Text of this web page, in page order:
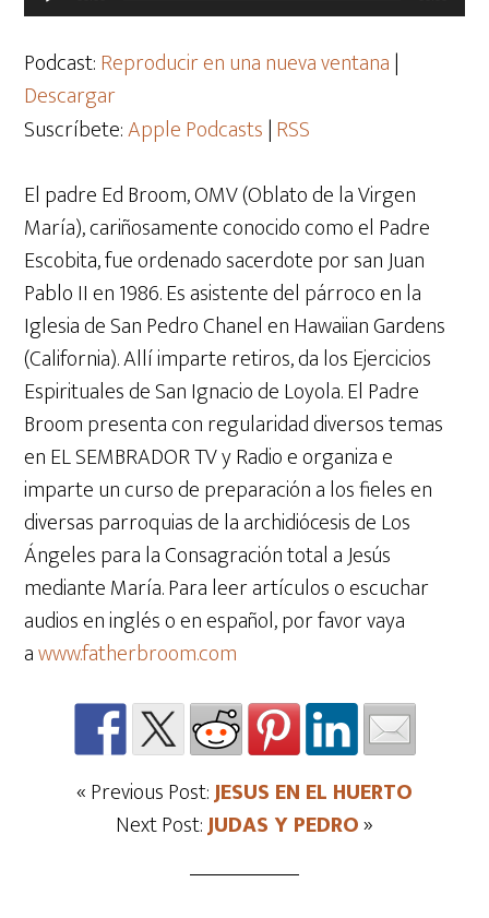
de
audio
Podcast:Reproducir en una nueva ventana|
Descargar
Suscríbete:Apple Podcasts|RSS
El padre Ed Broom, OMV (Oblato de la Virgen
María), cariñosamente conocido como el Padre
Escobita, fue ordenado sacerdote por san Juan
Pablo II en 1986. Es asistente del párroco en la
Iglesia de San Pedro Chanel en Hawaiian Gardens
(California). Allí imparte retiros, da los Ejercicios
Espirituales de San Ignacio de Loyola. El Padre
Broom presenta con regularidad diversos temas
en EL SEMBRADOR TV y Radio e organiza e
imparte un curso de preparación a los fieles en
diversas parroquias de la archidiócesis de Los
Ángeles para la Consagración total a Jesús
mediante María. Para leer artículos o escuchar
audios en inglés o en español, por favor vaya
awww.fatherbroom.com
« Previous Post:JESUS EN EL HUERTO
Next Post:JUDAS Y PEDRO»